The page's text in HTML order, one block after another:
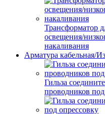
Трансформатор
освещения/
накаливания
Арматура кабельная/
Гильза
проводников